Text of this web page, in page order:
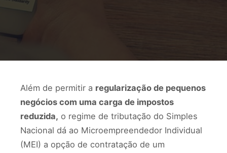
Além de permitir a regularização de pequenos
negócios com uma carga de impostos
reduzida, o regime de tributação do Simples
Nacional dá ao Microempreendedor Individual
(MEI) a opção de contratação de um